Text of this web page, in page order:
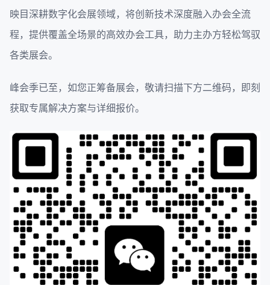
映目深耕数字化会展领域，将创新技术深度融入办会全流
程，提供覆盖全场景的高效办会工具，助力主办方轻松驾驭
各类展会。
峰会季已至，如您正筹备展会，敬请扫描下方二维码，即刻
获取专属解决方案与详细报价。